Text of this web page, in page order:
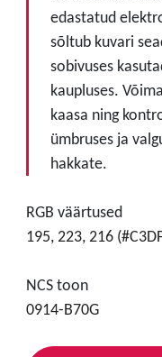
edastatud
sõltub kuvari
sobivuses
kaupluses.
kaasa ning
ümbruses ja
hakkate.
RGB väärtused
195, 223, 216
NCS toon
0914-B70G